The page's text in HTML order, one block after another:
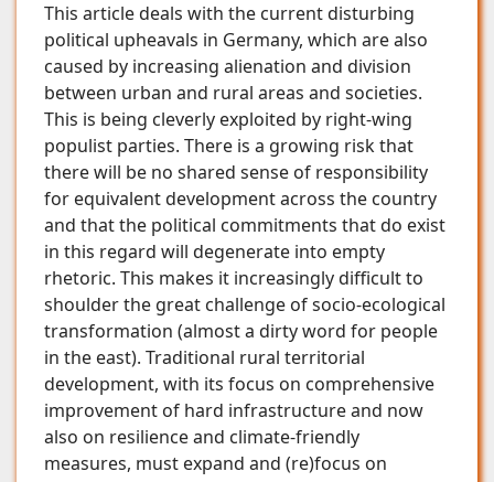
This article deals with the current disturbing
political upheavals in Germany, which are also
caused by increasing alienation and division
between urban and rural areas and societies.
This is being cleverly exploited by right-wing
populist parties. There is a growing risk that
there will be no shared sense of responsibility
for equivalent development across the country
and that the political commitments that do exist
in this regard will degenerate into empty
rhetoric. This makes it increasingly difficult to
shoulder the great challenge of socio-ecological
transformation (almost a dirty word for people
in the east). Traditional rural territorial
development, with its focus on comprehensive
improvement of hard infrastructure and now
also on resilience and climate-friendly
measures, must expand and (re)focus on